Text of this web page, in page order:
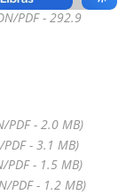
PDF - 292.9
PDF - 2.0 MB)
PDF - 3.1 MB)
PDF - 1.5 MB)
PDF - 1.2 MB)